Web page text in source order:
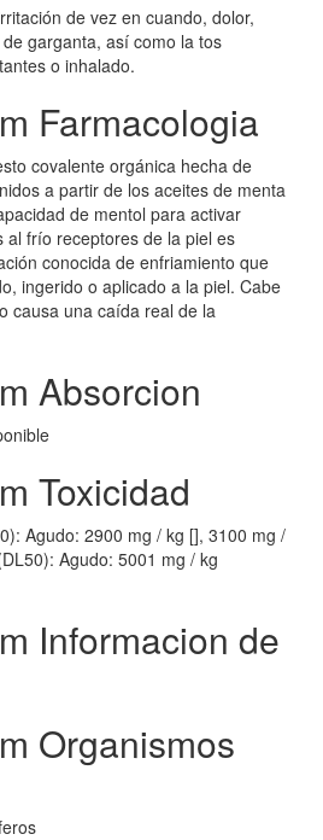
de vez en cuando, dolor,
garganta, así como la tos
o inhalado.
Farmacologia
covalente orgánica hecha de
a partir de los aceites de menta
de mentol para activar
al frío receptores de la piel es
conocida de enfriamiento que
ingerido o aplicado a la piel. Cabe
causa una caída real de la
Absorcion
Toxicidad
Agudo: 2900 mg / kg [], 3100 mg /
Agudo: 5001 mg / kg
Informacion de
Organismos